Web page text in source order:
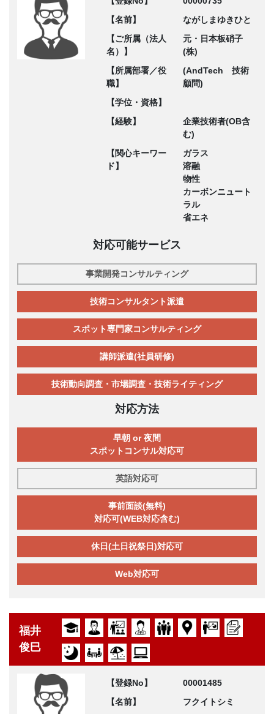
【名前】
ながしまゆきひと
【ご所属（法人
名）】
元・日本板硝子
(株)
【所属部署／役
職】
(AndTech 技術
顧問)
【学位・資格】
【経験】
企業技術者(OB含
む)
【関心キーワー
ド】
ガラス
溶融
物性
カーボンニュート
ラル
省エネ
対応可能サービス
事業開発コンサルティング
技術コンサルタント派遣
スポット専門家コンサルティング
講師派遣(社員研修)
技術動向調査・市場調査・技術ライティング
対応方法
早朝 or 夜間
スポットコンサル対応可
英語対応可
事前面談(無料)
対応可(WEB対応含む)
休日(土日祝祭日)対応可
Web対応可
福井
俊巳
【登録No】
00001485
【名前】
フクイトシミ